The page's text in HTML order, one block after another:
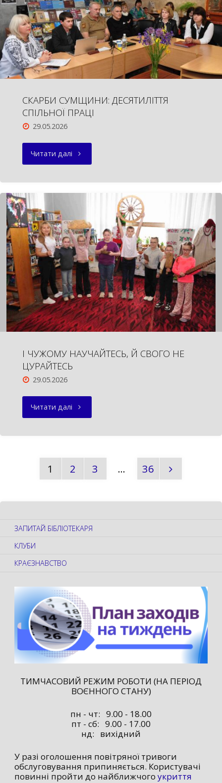
СКАРБИ СУМЩИНИ: ДЕСЯТИЛІТТЯ
СПІЛЬНОЇ ПРАЦІ
29.05.2026
Читати далі "СКАРБИ
ДЕСЯТИЛІТТЯ
СПІЛЬНОЇ
ПРАЦІ"
І ЧУЖОМУ НАУЧАЙТЕСЬ, Й СВОГО НЕ
ЦУРАЙТЕСЬ
29.05.2026
Читати далі
Й
ЦУРАЙТЕСЬ"
Пагінація
записів
1 2 3 … 36
ЗАПИТАЙ БІБЛІОТЕКАРЯ
КЛУБИ
КРАЄЗНАВСТВО
ТИМЧАСОВИЙ РЕЖИМ РОБОТИ (НА ПЕРІОД
ВОЄННОГО СТАНУ)
пн - чт: 9.00 - 18.00
пт - сб: 9.00 - 17.00
нд: вихідний
У разі оголошення повітряної тривоги
обслуговування припиняється. Користувачі
повинні пройти до найближчого укриття